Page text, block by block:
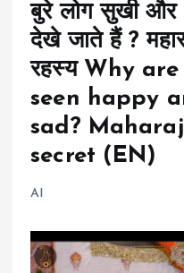
बुरे लोग सुखी और
देखे जाते हैं ?
रहस्य Why
seen happy
sad?
secret (EN)
AI